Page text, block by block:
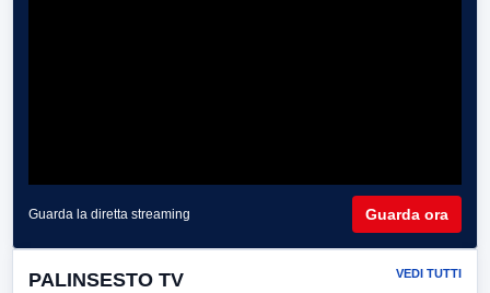
Guarda la diretta streaming Guarda ora
PALINSESTO TV VEDI TUTTI